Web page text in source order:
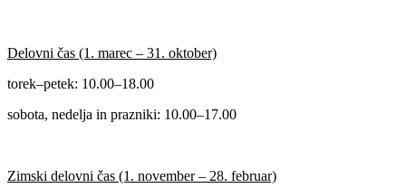
Delovni čas (1. marec – 31. oktober)
torek–petek: 10.00–18.00
sobota, nedelja in prazniki: 10.00–17.00
Zimski delovni čas (1. november – 28. februar)